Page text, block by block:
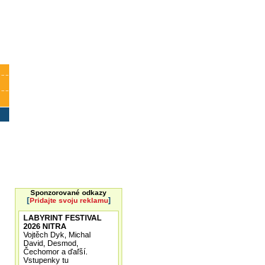
Sponzorované odkazy
[Pridajte svoju reklamu]
LABYRINT FESTIVAL
2026 NITRA
Vojtěch Dyk, Michal
David, Desmod,
Čechomor a ďaľší.
Vstupenky tu